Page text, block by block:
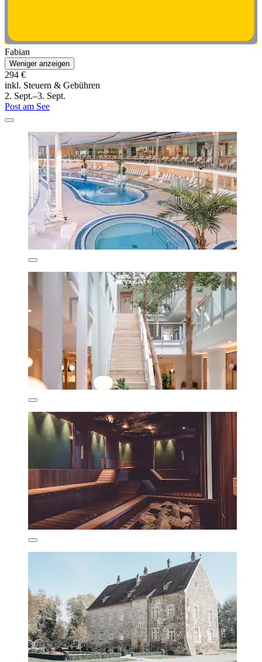
Fabian
Weniger anzeigen
294 €
inkl. Steuern & Gebühren
2. Sept.–3. Sept.
Post am See